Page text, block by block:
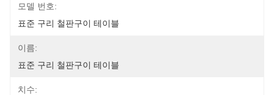
모델 번호:
표준 구리 철판구이 테이블
이름:
표준 구리 철판구이 테이블
치수: